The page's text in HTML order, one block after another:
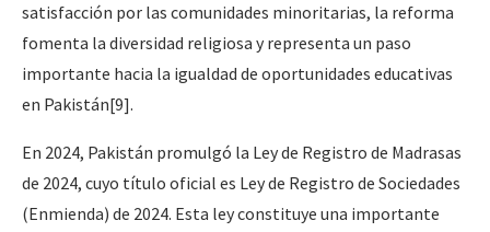
satisfacción por las comunidades minoritarias, la reforma
fomenta la diversidad religiosa y representa un paso
importante hacia la igualdad de oportunidades educativas
en Pakistán[9].
En 2024, Pakistán promulgó la Ley de Registro de Madrasas
de 2024, cuyo título oficial es Ley de Registro de Sociedades
(Enmienda) de 2024. Esta ley constituye una importante